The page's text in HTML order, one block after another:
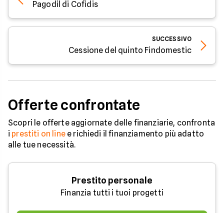
Pagodil di Cofidis
SUCCESSIVO
Cessione del quinto Findomestic
Offerte confrontate
Scopri le offerte aggiornate delle finanziarie, confronta
i prestiti on linee richiedi il finanziamento più adatto
alle tue necessità.
Prestito personale
Finanzia tutti i tuoi progetti